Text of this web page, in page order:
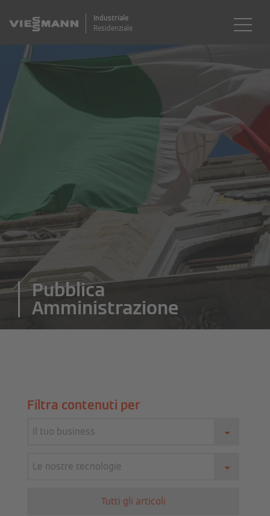
Industriale
Residenziale
Pubblica
Amministrazione
Filtra contenuti per
Il tuo business
Le nostre tecnologie
Tutti gli articoli